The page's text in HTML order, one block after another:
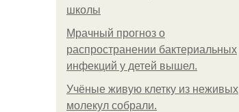
школы
Мрачный прогноз о
распространении бактериальных
инфекций у детей вышел.
Учёные живую клетку из неживых
молекул собрали.